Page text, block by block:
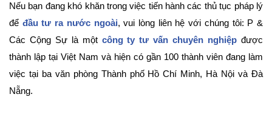
Nếu bạn đang khó khăn trong việc tiến hành các thủ tục pháp lý
để đầu tư ra nước ngoài, vui lòng liên hệ với chúng tôi: P &
Các Cộng Sự là một công ty tư vấn chuyên nghiệp được
thành lập tại Việt Nam và hiện có gần 100 thành viên đang làm
việc tại ba văn phòng Thành phố Hồ Chí Minh, Hà Nội và Đà
Nẵng.